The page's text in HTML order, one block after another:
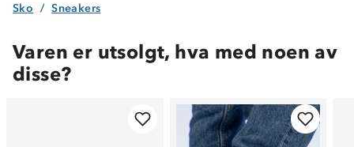
Produktet er lagt i handlekurven
Sko Sneakers
Varen er utsolgt, hva med noen av
disse?